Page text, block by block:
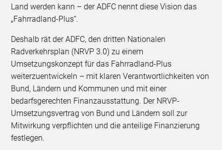
Land werden kann – der ADFC nennt diese Vision das
„Fahrradland-Plus“.
Deshalb rät der ADFC, den dritten Nationalen
Radverkehrsplan (NRVP 3.0) zu einem
Umsetzungskonzept für das Fahrradland-Plus
weiterzuentwickeln – mit klaren Verantwortlichkeiten von
Bund, Ländern und Kommunen und mit einer
bedarfsgerechten Finanzausstattung. Der NRVP-
Umsetzungsvertrag von Bund und Ländern soll zur
Mitwirkung verpflichten und die anteilige Finanzierung
festlegen.